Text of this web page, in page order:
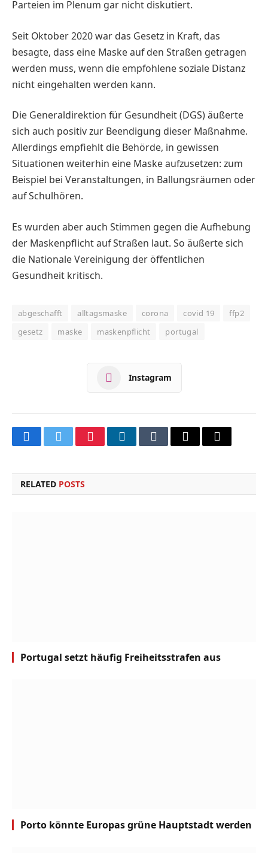
Parteien im Plenum gar nicht diskutiert.
Seit Oktober 2020 war das Gesetz in Kraft, das
besagte, dass eine Maske auf den Straßen getragen
werden muss, wenn die empfohlene soziale Distanz
nicht eingehalten werden kann.
Die Generaldirektion für Gesundheit (DGS) äußerte
sich auch positiv zur Beendigung dieser Maßnahme.
Allerdings empfiehlt die Behörde, in gewissen
Situationen weiterhin eine Maske aufzusetzen: zum
Beispiel bei Veranstaltungen, in Ballungsräumen oder
auf Schulhören.
Es wurden aber auch Stimmen gegen die Aufhebung
der Maskenpflicht auf Straßen laut. So äußerte sich
die Nationale Vereinigung der öffentlichen
Gesundheit kritisch.
abgeschafft alltagsmaske corona covid 19
ffp2
gesetz
maske maskenpflicht portugal
Instagram
FacebookTwitterPinterestLinkedInTumblrEmail
Copy
RELATED POSTS
Portugal setzt häufig Freiheitsstrafen aus
Porto könnte Europas grüne Hauptstadt werden